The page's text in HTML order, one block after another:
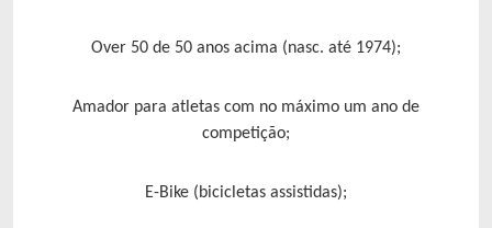
Over 50 de 50 anos acima (nasc. até 1974);
Amador para atletas com no máximo um ano de
competição;
E-Bike (bicicletas assistidas);